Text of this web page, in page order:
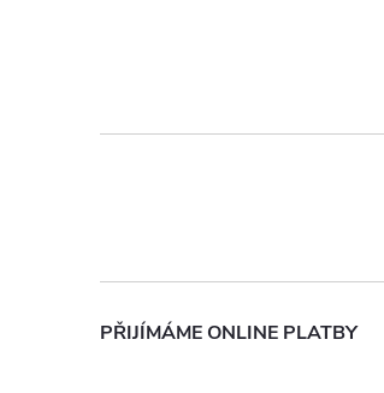
p
e
PŘIJÍMÁME ONLINE PLATBY